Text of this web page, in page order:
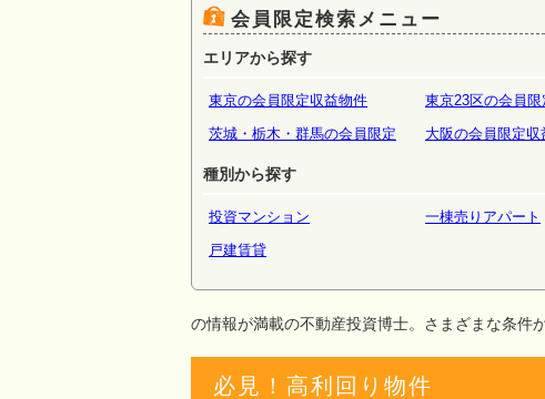
会員限定検索メニュー
エリアから探す
東京の会員限定収益物件 東京23区の会員
茨城・栃木・群馬の会員限定
大阪の会員限定収
種別から探す
投資マンション 一棟売りアパート
戸建賃貸
の情報が満載の不動産投資博士。さまざまな条件
必見！高利回り物件